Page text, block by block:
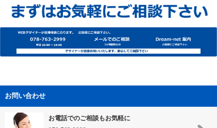
お問い合わせ
お電話でのご相談もお気軽に